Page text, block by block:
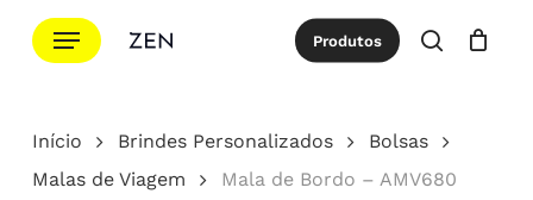
para
principal
Menu Produtos
procurar
Cotação Close
Início Brindes Personalizados
Bolsas
Malas de Viagem
Mala de Bordo – AMV680